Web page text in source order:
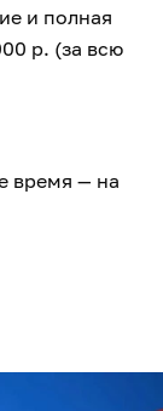
и полная
р. (за всю
время — на